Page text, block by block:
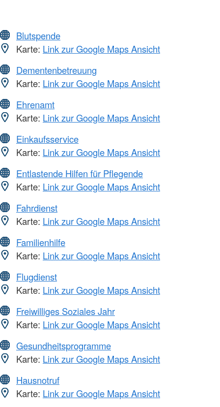
Blutspende
Karte: Link zur Google Maps Ansicht
Dementenbetreuung
Karte: Link zur Google Maps Ansicht
Ehrenamt
Karte: Link zur Google Maps Ansicht
Einkaufsservice
Karte: Link zur Google Maps Ansicht
Entlastende Hilfen für Pflegende
Karte: Link zur Google Maps Ansicht
Fahrdienst
Karte: Link zur Google Maps Ansicht
Familienhilfe
Karte: Link zur Google Maps Ansicht
Flugdienst
Karte: Link zur Google Maps Ansicht
Freiwilliges Soziales Jahr
Karte: Link zur Google Maps Ansicht
Gesundheitsprogramme
Karte: Link zur Google Maps Ansicht
Hausnotruf
Karte: Link zur Google Maps Ansicht